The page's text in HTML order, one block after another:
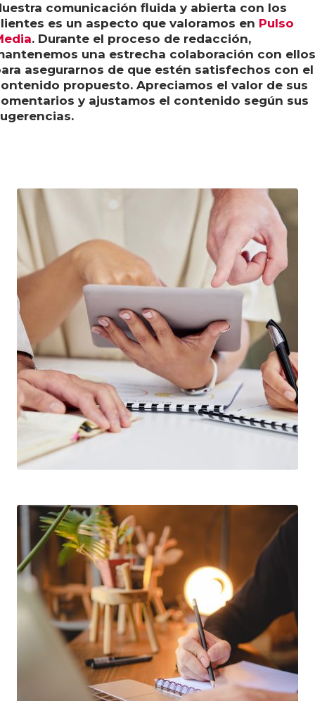
comunicación fluida y abierta con los
es un aspecto que valoramos en Pulso
. Durante el proceso de redacción,
una estrecha colaboración con ellos
asegurarnos de que estén satisfechos con el
propuesto. Apreciamos el valor de sus
y ajustamos el contenido según sus